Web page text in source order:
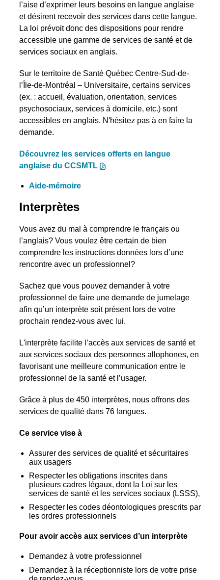
l’aise d’exprimer leurs besoins en langue anglaise
et désirent recevoir des services dans cette langue.
La loi prévoit donc des dispositions pour rendre
accessible une gamme de services de santé et de
services sociaux en anglais.
Sur le territoire de Santé Québec Centre-Sud-de-
l’Île-de-Montréal – Universitaire, certains services
(ex. : accueil, évaluation, orientation, services
psychosociaux, services à domicile, etc.) sont
accessibles en anglais. N'hésitez pas à en faire la
demande.
Découvrez les services offerts en langue
anglaise du CCSMTL
Aide-mémoire
Interprètes
Vous avez du mal à comprendre le français ou
l’anglais? Vous voulez être certain de bien
comprendre les instructions données lors d’une
rencontre avec un professionnel?
Sachez que vous pouvez demander à votre
professionnel de faire une demande de jumelage
afin qu’un interprète soit présent lors de votre
prochain rendez-vous avec lui.
L'interprète facilite l’accès aux services de santé et
aux services sociaux des personnes allophones, en
favorisant une meilleure communication entre le
professionnel de la santé et l’usager.
Grâce à plus de 450 interprètes, nous offrons des
services de qualité dans 76 langues.
Ce service vise à
Assurer des services de qualité et sécuritaires
aux usagers
Respecter les obligations inscrites dans
plusieurs cadres légaux, dont la Loi sur les
services de santé et les services sociaux (LSSS),
Respecter les codes déontologiques prescrits par
les ordres professionnels
Pour avoir accès aux services d’un interprète
Demandez à votre professionnel
Demandez à la réceptionniste lors de votre prise